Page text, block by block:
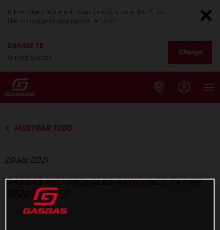
It looks like you are not on your country page. Would you
like to change to your current location?
CHANGE TO
United States
Change
MOSTRAR TODO
29 abr 2021
GASGAS MOTORCYCLES ANNOUNCE TXT GP
2020 LINE-UP